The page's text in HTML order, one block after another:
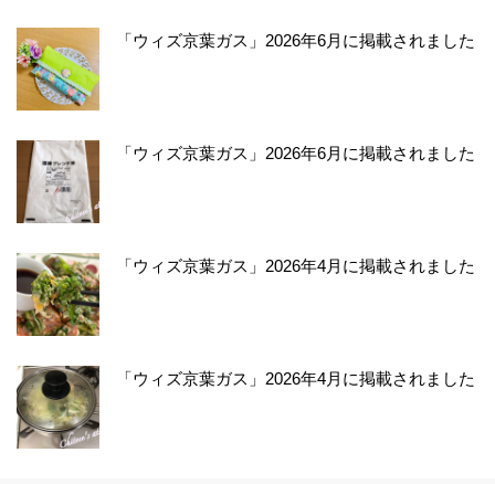
「ウィズ京葉ガス」2026年6月に掲載されました
「ウィズ京葉ガス」2026年6月に掲載されました
「ウィズ京葉ガス」2026年4月に掲載されました
「ウィズ京葉ガス」2026年4月に掲載されました